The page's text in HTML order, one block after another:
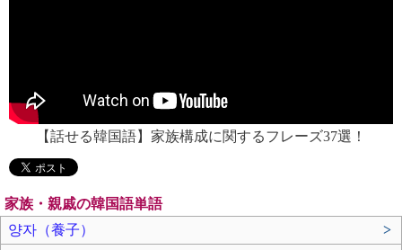
【話せる韓国語】家族構成に関するフレーズ37選！
家族・親戚の韓国語単語
양자（養子）
>